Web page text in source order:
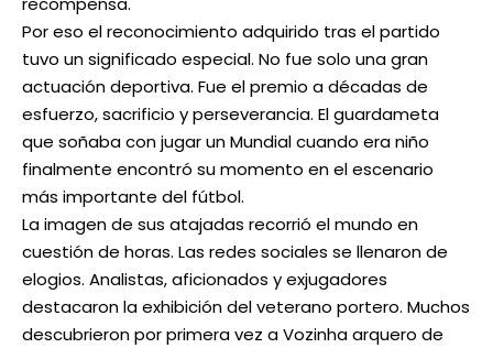
Por eso el reconocimiento adquirido tras el partido
tuvo un significado especial. No fue solo una gran
actuación deportiva. Fue el premio a décadas de
esfuerzo, sacrificio y perseverancia. El guardameta
que soñaba con jugar un Mundial cuando era niño
finalmente encontró su momento en el escenario
más importante del fútbol.
La imagen de sus atajadas recorrió el mundo en
cuestión de horas. Las redes sociales se llenaron de
elogios. Analistas, aficionados y exjugadores
destacaron la exhibición del veterano portero. Muchos
descubrieron por primera vez a Vozinha arquero de